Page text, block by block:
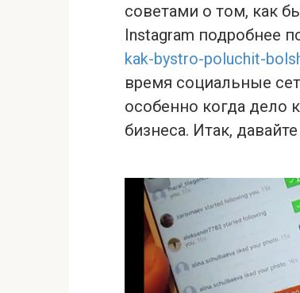
советами о том, как
Instagram подробнее
kak-bystro-poluchit-
время социальные
особенно когда дело
бизнеса. Итак,